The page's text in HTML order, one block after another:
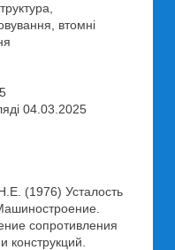
втомні
04.03.2025
(1976) Усталость
сопротивления
конструкций.